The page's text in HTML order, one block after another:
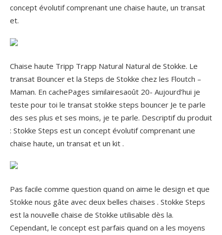
concept évolutif comprenant une chaise haute, un transat
et.
Chaise haute Tripp Trapp Natural Natural de Stokke. Le
transat Bouncer et la Steps de Stokke chez les Floutch –
Maman. En cachePages similairesaoût 20- Aujourd’hui je
teste pour toi le transat stokke steps bouncer Je te parle
des ses plus et ses moins, je te parle. Descriptif du produit
: Stokke Steps est un concept évolutif comprenant une
chaise haute, un transat et un kit .
Pas facile comme question quand on aime le design et que
Stokke nous gâte avec deux belles chaises . Stokke Steps
est la nouvelle chaise de Stokke utilisable dès la.
Cependant, le concept est parfais quand on a les moyens